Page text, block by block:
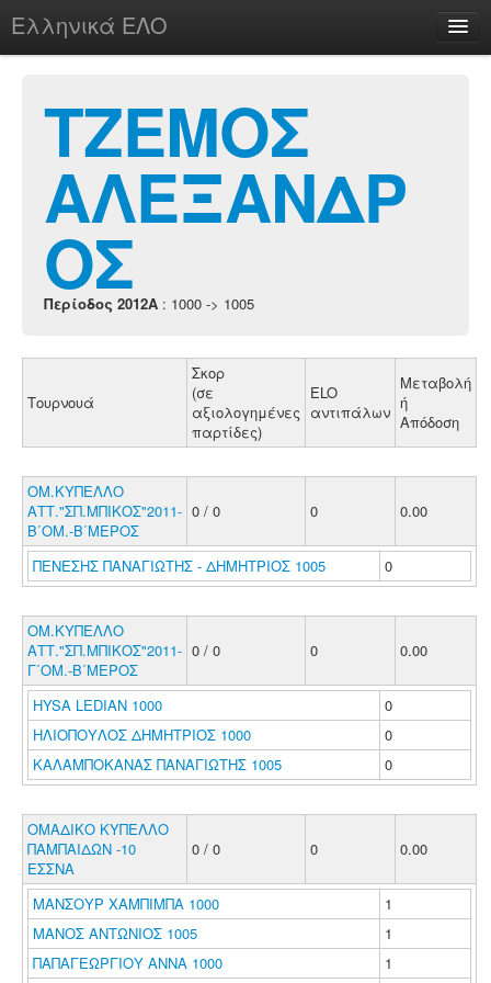
Ελληνικά ΕΛΟ
chesstu.be @ discord
Login
ΤΖΕΜΟΣ
ΑΛΕΞΑΝΔΡ
ΟΣ
Περίοδος 2012A : 1000 -> 1005
Τουρνουά
Σκορ
(σε
αξιολογημένες
παρτίδες)
ELO
αντιπάλων
Μεταβολή
ή
Απόδοση
ΟΜ.ΚΥΠΕΛΛΟ
ΑΤΤ."ΣΠ.ΜΠΙΚΟΣ"2011-
Β΄ΟΜ.-Β΄ΜΕΡΟΣ
0 / 0 0 0.00
ΠΕΝΕΣΗΣ ΠΑΝΑΓΙΩΤΗΣ - ΔΗΜΗΤΡΙΟΣ 1005 0
ΟΜ.ΚΥΠΕΛΛΟ
ΑΤΤ."ΣΠ.ΜΠΙΚΟΣ"2011-
Γ΄ΟΜ.-Β΄ΜΕΡΟΣ
0 / 0 0 0.00
HYSA LEDIAN 1000
0
ΗΛΙΟΠΟΥΛΟΣ ΔΗΜΗΤΡΙΟΣ 1000
0
ΚΑΛΑΜΠΟΚΑΝΑΣ ΠΑΝΑΓΙΩΤΗΣ 1005
0
ΟΜΑΔΙΚΟ ΚΥΠΕΛΛΟ
ΠΑΜΠΑΙΔΩΝ -10
ΕΣΣΝΑ
0 / 0 0 0.00
ΜΑΝΣΟΥΡ ΧΑΜΠΙΜΠΑ 1000
1
ΜΑΝΟΣ ΑΝΤΩΝΙΟΣ 1005
1
ΠΑΠΑΓΕΩΡΓΙΟΥ ΑΝΝΑ 1000
1